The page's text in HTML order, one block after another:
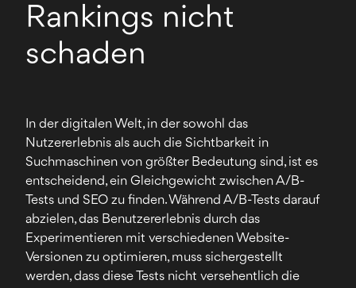
Rankings nicht
schaden
In der digitalen Welt, in der sowohl das
Nutzererlebnis als auch die Sichtbarkeit in
Suchmaschinen von größter Bedeutung sind, ist es
entscheidend, ein Gleichgewicht zwischen A/B-
Tests und SEO zu finden. Während A/B-Tests darauf
abzielen, das Benutzererlebnis durch das
Experimentieren mit verschiedenen Website-
Versionen zu optimieren, muss sichergestellt
werden, dass diese Tests nicht versehentlich die